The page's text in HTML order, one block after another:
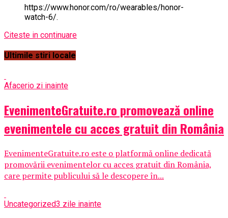
https://www.honor.com/ro/wearables/honor-
watch-6/.
Citeste in continuare
Ultimile stiri locale
Afacerio zi inainte
EvenimenteGratuite.ro promovează online
evenimentele cu acces gratuit din România
EvenimenteGratuite.ro este o platformă online dedicată
promovării evenimentelor cu acces gratuit din România,
care permite publicului să le descopere în...
Uncategorized3 zile inainte